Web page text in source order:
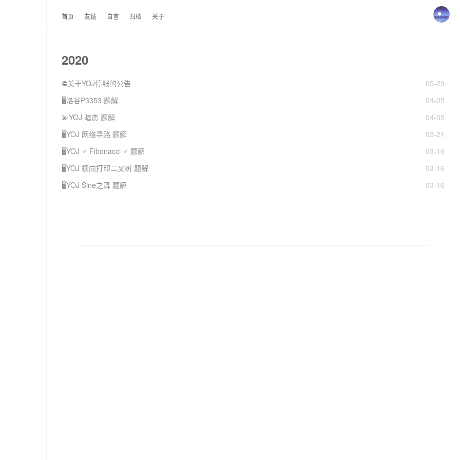
首页 友链 自言 归档 关于
2020
⛔关于YOJ停服的公告
05-29
🖥️洛谷P3353 题解
04-05
💫YOJ 暗恋 题解
04-05
🖥️YOJ 网络寻路 题解
03-21
🖥️YOJ ♂ Fibonacci ♂ 题解
03-16
🖥️YOJ 横向打印二叉树 题解
03-16
🖥️YOJ Sine之舞 题解
03-16